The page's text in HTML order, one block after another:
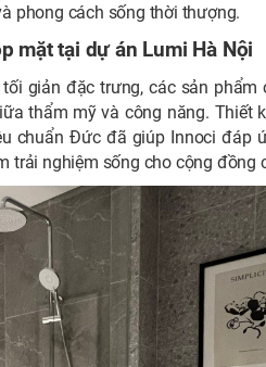
phong cách sống thời thượng.
mặt tại dự án Lumi Hà Nội
giản đặc trưng, các sản phẩm
thẩm mỹ và công năng. Thiết
chuẩn Đức đã giúp Innoci đáp
trải nghiệm sống cho cộng đồng